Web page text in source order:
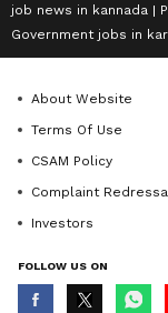
job news in kannada
Government jobs in
About Website
Terms Of Use
CSAM Policy
Complaint
Investors
FOLLOW US ON